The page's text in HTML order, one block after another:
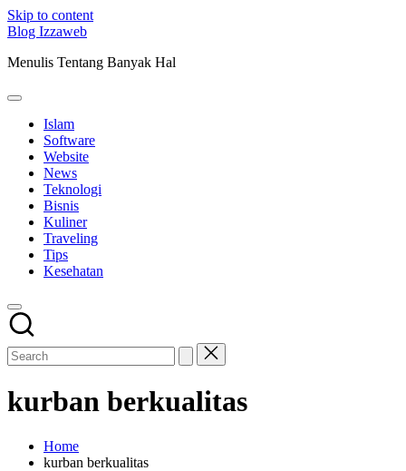
Skip to content
Blog Izzaweb
Menulis Tentang Banyak Hal
Islam
Software
Website
News
Teknologi
Bisnis
Kuliner
Traveling
Tips
Kesehatan
kurban berkualitas
Home
kurban berkualitas